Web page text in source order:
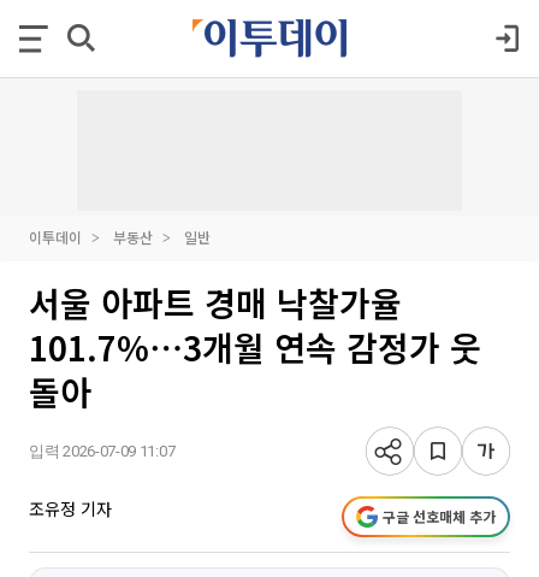
이투데이 부동산 일반
서울 아파트 경매 낙찰가율
101.7%⋯3개월 연속 감정가 웃
돌아
입력 2026-07-09 11:07
조유정 기자 구글 선호매체 추가